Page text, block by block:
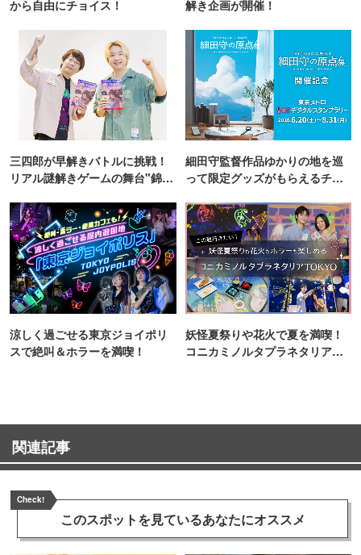
から自由にチョイス！
解き企画が開催！
三四郎が早解きバトルに挑戦！
リアル謎解きゲームの舞台"錦糸
細田守監督作品ゆかりの地を巡
って限定グッズがもらえるチャ
涼しく過ごせる東京ジョイポリ
スで絶叫＆ホラーを満喫！
妖怪夏祭りや花火で夏を満喫！
コニカミノルタプラネタリア
関連記事
Check!
このスポットを見ているあなたにオススメ